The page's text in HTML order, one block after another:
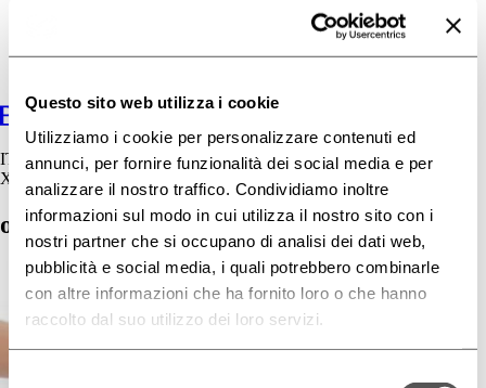
Questo sito web utilizza i cookie
Utilizziamo i cookie per personalizzare contenuti ed
annunci, per fornire funzionalità dei social media e per
analizzare il nostro traffico. Condividiamo inoltre
informazioni sul modo in cui utilizza il nostro sito con i
nostri partner che si occupano di analisi dei dati web,
pubblicità e social media, i quali potrebbero combinarle
con altre informazioni che ha fornito loro o che hanno
raccolto dal suo utilizzo dei loro servizi.
Selezione
IT
X
osmintop